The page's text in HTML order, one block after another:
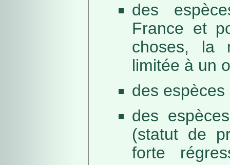
des
France et
choses, la
limitée à un
des
des
(statut de
forte